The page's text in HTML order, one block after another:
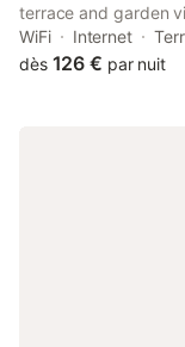
terrace and garden
WiFi is available
Course is 10 km
WiFi Internet
dès 126 € par nuit